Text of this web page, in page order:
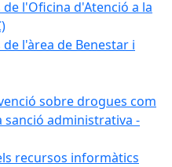
de l'Oficina d'Atenció a la
de l'àrea de Benestar i
sobre drogues com
sanció administrativa -
recursos informàtics